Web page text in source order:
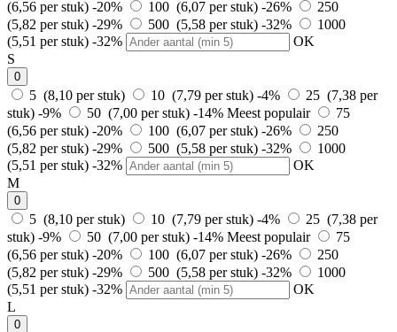
(6,56 per stuk) -20% 100 (6,07 per stuk) -26%
250
(5,82 per stuk) -29% 500 (5,58 per stuk) -32%
1000
(5,51 per stuk) -32%
OK
S
0
5 (8,10 per stuk) 10 (7,79 per stuk) -4%
25 (7,38 per
stuk) -9% 50 (7,00 per stuk) -14% Meest populair
75
(6,56 per stuk) -20% 100 (6,07 per stuk) -26%
250
(5,82 per stuk) -29% 500 (5,58 per stuk) -32%
1000
(5,51 per stuk) -32%
OK
M
0
5 (8,10 per stuk) 10 (7,79 per stuk) -4%
25 (7,38 per
stuk) -9% 50 (7,00 per stuk) -14% Meest populair
75
(6,56 per stuk) -20% 100 (6,07 per stuk) -26%
250
(5,82 per stuk) -29% 500 (5,58 per stuk) -32%
1000
(5,51 per stuk) -32%
OK
L
0